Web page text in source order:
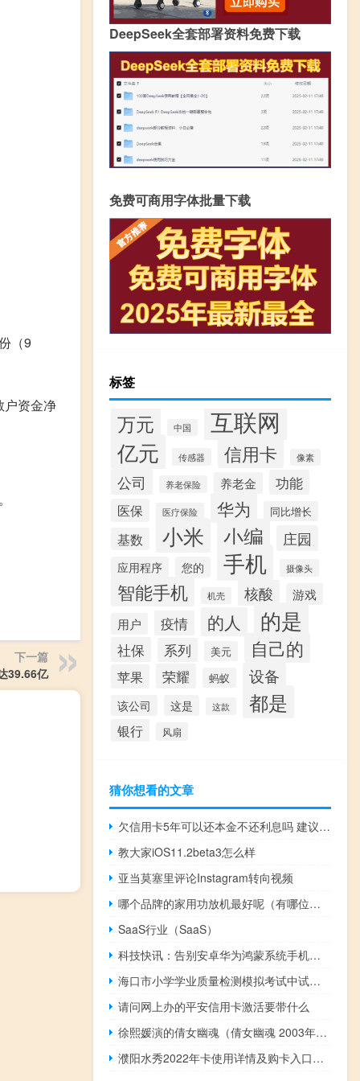
（9
户资金净
下一篇
39.66亿
DeepSeek全套部署资料免费下载
免费可商用字体批量下载
标签
万元 中国 互联网
亿元 传感器 信用卡 像素
公司 养老保险 养老金 功能
医保 医疗保险 华为 同比增长
基数 小米 小编 庄园
应用程序 您的 手机 摄像头
智能手机 机壳 核酸
游戏
用户
疫情 的人 的是
社保 系列 美元 自己的
苹果 荣耀 蚂蚁 设备
该公司 这是 这款 都是
银行 风扇
猜你想看的文章
欠信用卡5年可以还本金不还利息吗 建议协商处理
教大家iOS11.2beta3怎么样
亚当莫塞里评论Instagram转向视频
哪个品牌的家用功放机最好呢（有哪位晓得什么品牌的功放好用）
SaaS行业（SaaS）
科技快讯：告别安卓华为鸿蒙系统手机版最快四月启动商用
海口市小学学业质量检测模拟考试中试题疑似遭教育机构泄露
请问网上办的平安信用卡激活要带什么
徐熙媛演的倩女幽魂（倩女幽魂 2003年徐熙媛主演古装魔幻爱情剧）
濮阳水秀2022年卡使用详情及购卡入口（座位分布图）